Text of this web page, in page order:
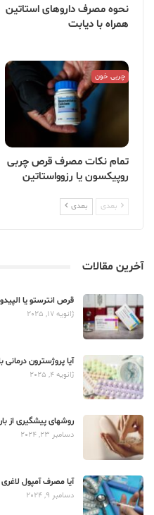
نحوه مصرف داروهای استاتین
همراه با دیابت
چربی خون
تمام نکات مصرف قرص چربی
روپیکسون یا رزوواستاتین
بعدی بعدی
آخرین مقالات
قرص انترستو یا
ژانویه 17, 2025
آیا پروژسترون
ژانویه 4, 2025
روشهای پیشگیری از
دسامبر 23, 2024
آیا مصرف آمپول
دسامبر 9, 2024